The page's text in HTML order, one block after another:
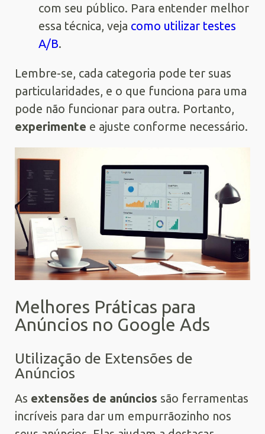
com seu público. Para entender melhor
essa técnica, veja como utilizar testes
A/B.
Lembre-se, cada categoria pode ter suas
particularidades, e o que funciona para uma
pode não funcionar para outra. Portanto,
experimente e ajuste conforme necessário.
Melhores Práticas para
Anúncios no Google Ads
Utilização de Extensões de
Anúncios
As extensões de anúncios são ferramentas
incríveis para dar um empurrãozinho nos